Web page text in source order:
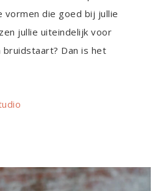
vormen die goed bij jullie
jullie uiteindelijk voor
bruidstaart? Dan is het